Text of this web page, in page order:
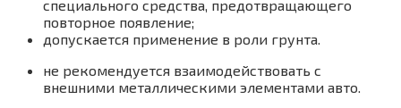
специального средства, предотвращающего
повторное появление;
допускается применение в роли грунта.
не рекомендуется взаимодействовать с
внешними металлическими элементами авто.